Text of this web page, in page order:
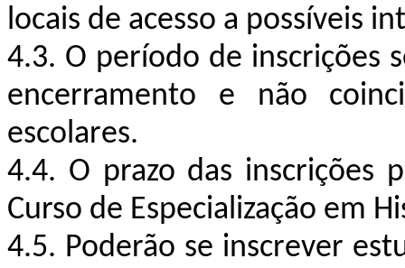
locais de acesso a possíveis
4.3. O período de inscrições
encerramento e não
escolares.
4.4. O prazo das inscrições
Curso de Especialização em
4.5. Poderão se inscrever